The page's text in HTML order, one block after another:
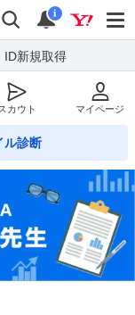
検索
通知
i
ID新規取得
カウト マイページ
ル診断